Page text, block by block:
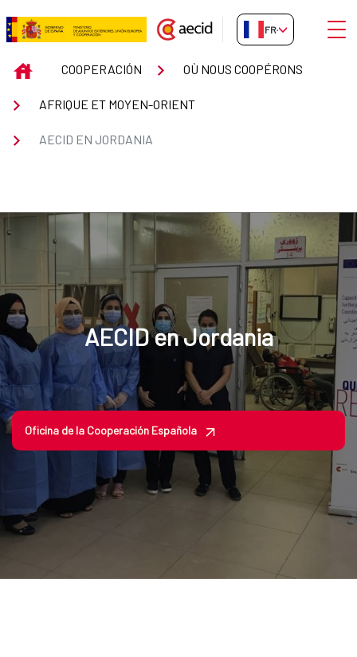
Saut au contenu principal
AECID en Jordania
FR-FR
INICIOCOOPERACIÓN OÙ NOUS COOPÉRONS
AFRIQUE ET MOYEN-ORIENT
AECID EN JORDANIA
AECID en Jordania
Oficina de la Cooperación Española